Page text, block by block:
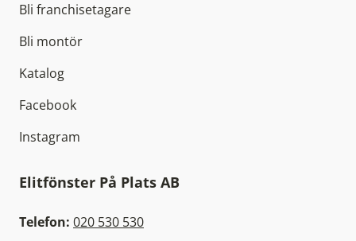
Bli franchisetagare
Bli montör
Katalog
Facebook
Instagram
Elitfönster På Plats AB
Telefon: 020 530 530